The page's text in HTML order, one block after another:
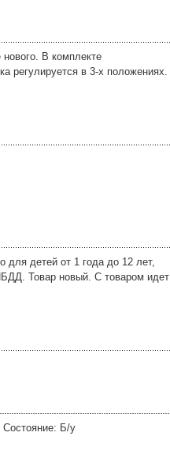
В комплекте
регулируется в 3-х положениях.
для детей от 1 года до 12 лет,
Товар новый. С товаром идет
Состояние: Б/у